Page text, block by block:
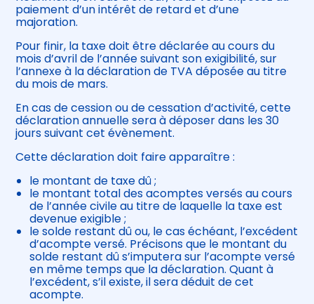
paiement d’un intérêt de retard et d’une
majoration.
Pour finir, la taxe doit être déclarée au cours du
mois d’avril de l’année suivant son exigibilité, sur
l’annexe à la déclaration de TVA déposée au titre
du mois de mars.
En cas de cession ou de cessation d’activité, cette
déclaration annuelle sera à déposer dans les 30
jours suivant cet évènement.
Cette déclaration doit faire apparaître :
le montant de taxe dû ;
le montant total des acomptes versés au cours
de l’année civile au titre de laquelle la taxe est
devenue exigible ;
le solde restant dû ou, le cas échéant, l’excédent
d’acompte versé. Précisons que le montant du
solde restant dû s’imputera sur l’acompte versé
en même temps que la déclaration. Quant à
l’excédent, s’il existe, il sera déduit de cet
acompte.